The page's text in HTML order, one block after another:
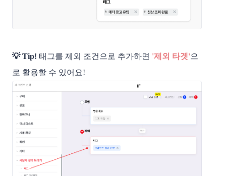
💡 Tip! 태그를 제외 조건으로 추가하면 '제외 타겟'으
로 활용할 수 있어요!